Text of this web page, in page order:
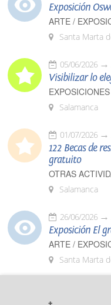
Exposición
ARTE /
Santa Marta
05/06/2026
Visibilizar lo
EXPOSICIONES
Salamanca
01/07/2026
122 Becas de
gratuito
OTRAS
Salamanca
26/06/2026
Exposición El
ARTE /
Santa Marta